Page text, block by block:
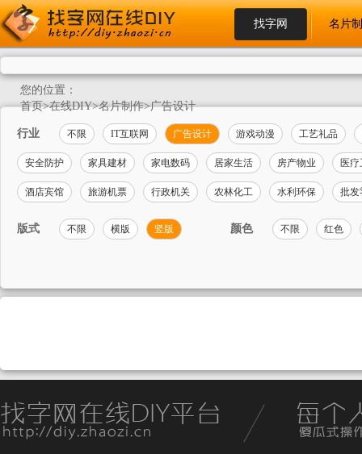
找字网 名片
您的位置：
首页>在线DIY>名片制作>广告设计
行业 不限 IT互联网 广告设计 游戏动漫 工艺礼品
安全防护 家具建材 家电数码 居家生活 房产物业 医
酒店宾馆 旅游机票 行政机关 农林化工 水利环保 批发
版式 不限 横版 竖版 颜色 不限 红色